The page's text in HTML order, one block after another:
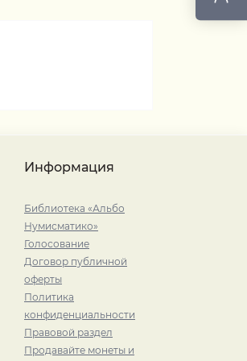
Информация
Библиотека «Альбо
Нумисматико»
Голосование
Договор публичной
оферты
Политика
конфиденциальности
Правовой раздел
Продавайте монеты и